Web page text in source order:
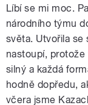
Líbí se mi moc.
národního týmu
světa. Utvořila se
nastoupí,
silný a každá
hodně dopředu,
včera jsme